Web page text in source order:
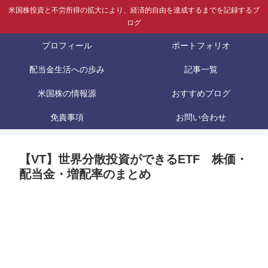
米国株投資と不労所得の拡大により、経済的自由を達成するまでを記録するブ
ログ
プロフィール ポートフォリオ
配当金生活への歩み 記事一覧
米国株の情報源 おすすめブログ
免責事項 お問い合わせ
【VT】世界分散投資ができるETF 株価・
配当金・増配率のまとめ